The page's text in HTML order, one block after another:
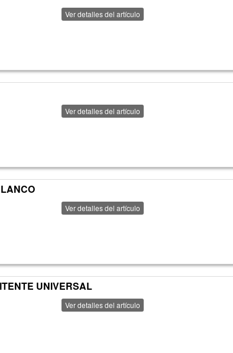
Ver detalles del artículo
Ver detalles del artículo
Ver detalles del artículo
UNIVERSAL
Ver detalles del artículo